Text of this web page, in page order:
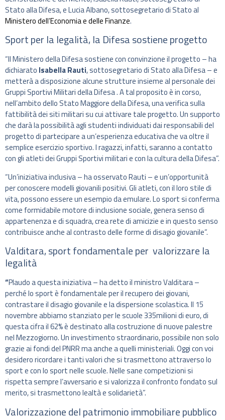
Stato alla Difesa, e Lucia Albano, sottosegretario di Stato al
Ministero dell’Economia e delle Finanze.
Sport per la legalità, la Difesa sostiene progetto
“Il Ministero della Difesa sostiene con convinzione il progetto – ha
dichiarato Isabella Rauti, sottosegretario di Stato alla Difesa – e
metterà a disposizione alcune strutture insieme al personale dei
Gruppi Sportivi Militari della Difesa . A tal proposito è in corso,
nell’ambito dello Stato Maggiore della Difesa, una verifica sulla
fattibilità dei siti militari su cui attivare tale progetto. Un supporto
che darà la possibilità agli studenti individuati dai responsabili del
progetto di partecipare a un’esperienza educativa che va oltre il
semplice esercizio sportivo. I ragazzi, infatti, saranno a contatto
con gli atleti dei Gruppi Sportivi militari e con la cultura della Difesa”.
“Un’iniziativa inclusiva – ha osservato Rauti – e un’opportunità
per conoscere modelli giovanili positivi. Gli atleti, con il loro stile di
vita, possono essere un esempio da emulare. Lo sport si conferma
come formidabile motore di inclusione sociale, genera senso di
appartenenza e di squadra, crea rete di amicizie e in questo senso
contribuisce anche al contrasto delle forme di disagio giovanile”.
Valditara, sport fondamentale per valorizzare la
legalità
“Plaudo a questa iniziativa – ha detto il ministro Valditara –
perché lo sport è fondamentale per il recupero dei giovani,
contrastare il disagio giovanile e la dispersione scolastica. Il 15
novembre abbiamo stanziato per le scuole 335milioni di euro, di
questa cifra il 62% è destinato alla costruzione di nuove palestre
nel Mezzogiorno. Un investimento straordinario, possibile non solo
grazie ai fondi del PNRR ma anche a quelli ministeriali. Oggi con voi
desidero ricordare i tanti valori che si trasmettono attraverso lo
sport e con lo sport nelle scuole. Nelle sane competizioni si
rispetta sempre l’avversario e si valorizza il confronto fondato sul
merito, si trasmettono lealtà e solidarietà”.
Valorizzazione del patrimonio immobiliare pubblico